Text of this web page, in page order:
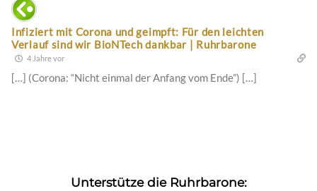
Infiziert mit Corona und geimpft: Für den leichten
Verlauf sind wir BioNTech dankbar | Ruhrbarone
4 Jahre vor
[…] (Corona: “Nicht einmal der Anfang vom Ende”) […]
Unterstütze die Ruhrbarone: